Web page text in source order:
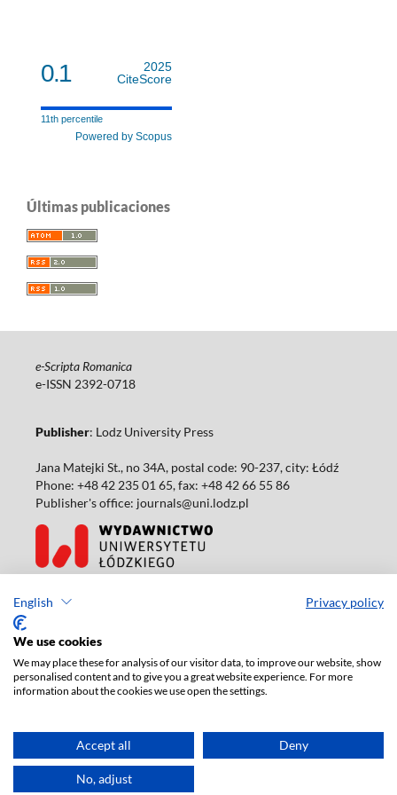
English Privacy policy
We use cookies
We may place these for analysis of our visitor data, to improve our website, show
personalised content and to give you a great website experience. For more
information about the cookies we use open the settings.
Accept all Deny
No, adjust
0.1
2025
CiteScore
11th percentile
Powered by Scopus
Últimas publicaciones
e-Scripta Romanica
e-ISSN 2392-0718
Publisher: Lodz University Press
Jana Matejki St., no 34A, postal code: 90-237, city: Łódź
Phone: +48 42 235 01 65, fax: +48 42 66 55 86
Publisher's office: journals@uni.lodz.pl